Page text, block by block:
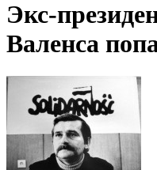
Экс-
Валенса